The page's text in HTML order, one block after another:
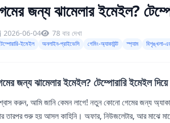
জন্য ঝামেলার ইমেইল?
2026-06-04 78 বার দেখা
ইমেইল অনলাইন-প্রাইভেসি গেমিং-অ্যাকাউন্ট স্প্যাম বিশৃঙ্খলা-
জন্য ঝামেলার ইমেইল? টেম্পোরারি ইমেইল
করুন, আমি জানি কেমন লাগে! নতুন কোনো গেমের জন্য
তারপর শুরু হয় আসল কাহিনি। অফার, নিউজলেটার, আর মাঝে